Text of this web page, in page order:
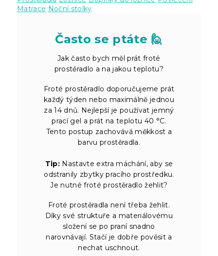
Matrace Noční stolky
Často se ptáte 🙋
Jak často bych měl prát froté
prostěradlo a na jakou teplotu?
Froté prostěradlo doporučujeme prát
každý týden nebo maximálně jednou
za 14 dnů. Nejlepší je používat jemný
prací gel a prát na teplotu 40 °C.
Tento postup zachovává měkkost a
barvu prostěradla.
Tip: Nastavte extra máchání, aby se
odstranily zbytky pracího prostředku.
Je nutné froté prostěradlo žehlit?
Froté prostěradla není třeba žehlit.
Díky své struktuře a materiálovému
složení se po praní snadno
narovnávají. Stačí je dobře pověsit a
nechat uschnout.